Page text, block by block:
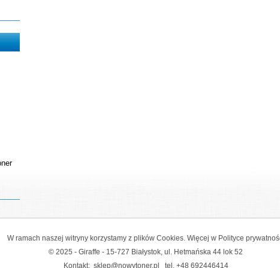
W ramach naszej witryny korzystamy z plików Cookies. Więcej w Polityce
© 2025 - Giraffe - 15-727 Białystok, ul. Hetmańska 44 lok 52
Kontakt: sklep@nowytoner.pl tel. +48 692446414